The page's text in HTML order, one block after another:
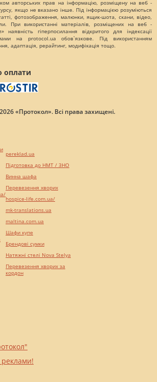
авторських прав на інформацію, розміщену на веб -
якщо не вказано інше. Під інформацією розуміються
фотозображення, малюнки, ящик-шота, скани, відео,
При використанні матеріалів, розміщених на веб -
наявність гіперпосилання відкритого для індексації
на protocol.ua обов`язкове. Під використанням
адаптація, рерайтинг, модифікація тощо.
оплати
«Протокол». Всі права захищені.
pereklad.ua
Підготовка до НМТ / ЗНО
Винна шафа
Перевезення хворих
hospice-life.com.ua/
mk-translations.ua
maltina.com.ua
Шафи купе
Брендові сумки
Натяжні стелі Nova Stelya
Перевезення хворих за
кордон